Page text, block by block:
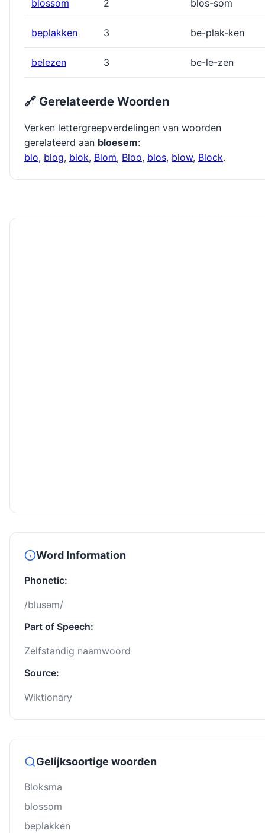
blossom 2 blos-som
beplakken 3 be-plak-ken
belezen 3 be-le-zen
🔗 Gerelateerde Woorden
Verken lettergreepverdelingen van woorden
gerelateerd aan bloesem:
blo, blog, blok, Blom, Bloo, blos, blow, Block.
Word Information
Phonetic:
/blusəm/
Part of Speech:
Zelfstandig naamwoord
Source:
Wiktionary
Gelijksoortige woorden
Bloksma
blossom
beplakken